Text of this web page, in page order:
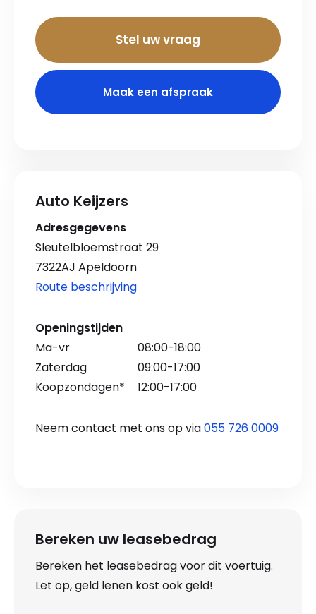
Stel uw vraag
Maak een afspraak
Auto Keijzers
Adresgegevens
Sleutelbloemstraat 29
7322AJ Apeldoorn
Route beschrijving
Openingstijden
Ma-vr
08:00-18:00
Zaterdag
09:00-17:00
Koopzondagen*
12:00-17:00
Neem contact met ons op via055 726 0009
Bereken uw leasebedrag
Bereken het leasebedrag voor dit voertuig.
Let op, geld lenen kost ook geld!